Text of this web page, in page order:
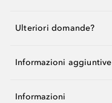
Ulteriori domande?
Informazioni aggiuntive
Informazioni